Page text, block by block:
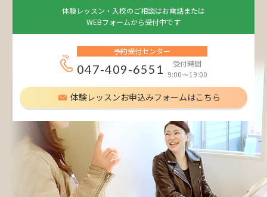
体験レッスン・入校のご相談はお電話または
WEBフォームから受付中です
予約受付センター
047-409-6551
受付時間
9:00～19:00
体験レッスンお申込みフォームはこちら